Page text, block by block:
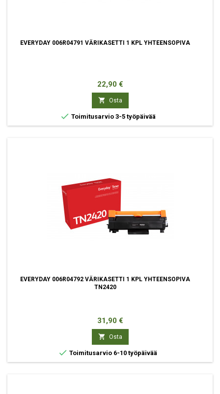
EVERYDAY 006R04791 VÄRIKASETTI 1 KPL YHTEENSOPIVA
Hinta
22,90 €
 Osta
 Toimitusarvio 3-5 työpäivää
EVERYDAY 006R04792 VÄRIKASETTI 1 KPL YHTEENSOPIVA
TN2420
Hinta
31,90 €
 Osta
 Toimitusarvio 6-10 työpäivää